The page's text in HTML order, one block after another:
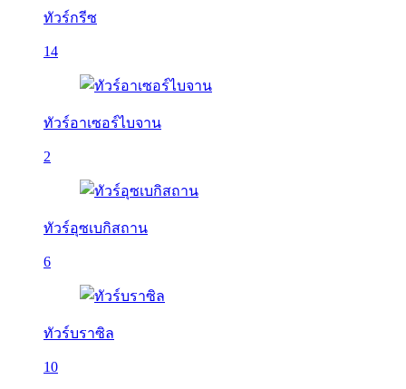
ทัวร์กรีซ
14
ทัวร์อาเซอร์ไบจาน
2
ทัวร์อุซเบกิสถาน
6
ทัวร์บราซิล
10